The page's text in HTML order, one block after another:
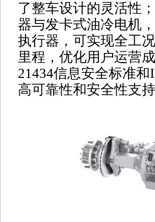
了整车设计的灵活性
器与发卡式油冷电机
执行器，可实现全工
里程，优化用户运营
21434信息安全标准
高可靠性和安全性支持